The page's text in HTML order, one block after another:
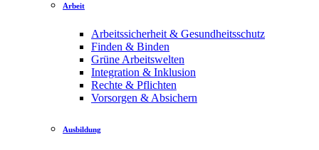
Arbeit
Arbeitssicherheit & Gesundheitsschutz
Finden & Binden
Grüne Arbeitswelten
Integration & Inklusion
Rechte & Pflichten
Vorsorgen & Absichern
Ausbildung